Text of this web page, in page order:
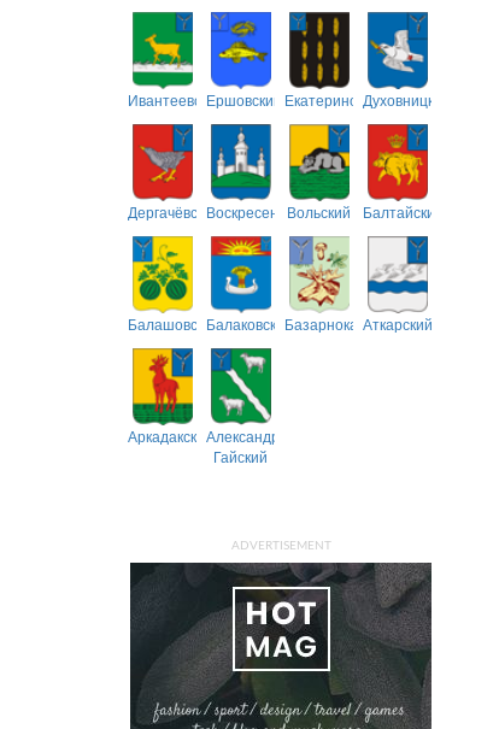
ИвантеевскийЕршовский ЕкатериновскийДуховницкий
ДергачёвскийВоскресенскийВольский Балтайский
БалашовскийБалаковскийБазарнокарабулакский
Аткарский
АркадакскийАлександрово-
Гайский
ADVERTISEMENT